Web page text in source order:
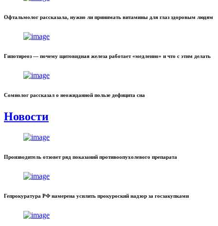
Офтальмолог рассказала, нужно ли принимать витамины для глаз здоровым людям
Гипотиреоз — почему щитовидная железа работает «медленно» и что с этим делать
Сомнолог рассказал о неожиданной пользе дефицита сна
Новости
Производитель отзовет ряд показаний противоопухолевого препарата
Гепрокуратура РФ намерена усилить прокуроский надзор за госзакупками